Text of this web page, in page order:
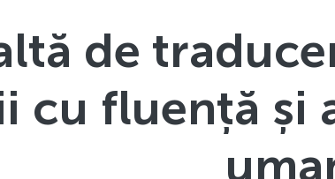
de
cu fluență și